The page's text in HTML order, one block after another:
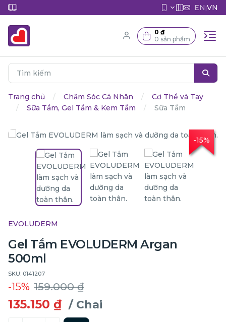
EN|VN
0 ₫
0 sản phẩm
Trang chủ Chăm Sóc Cá Nhân
Cơ Thể và Tay
Sữa Tắm, Gel Tắm & Kem Tắm
Sữa Tắm
-15%
EVOLUDERM
Gel Tắm EVOLUDERM Argan
500ml
SKU: 0141207
-15% 159.000 ₫
135.150 ₫ / Chai